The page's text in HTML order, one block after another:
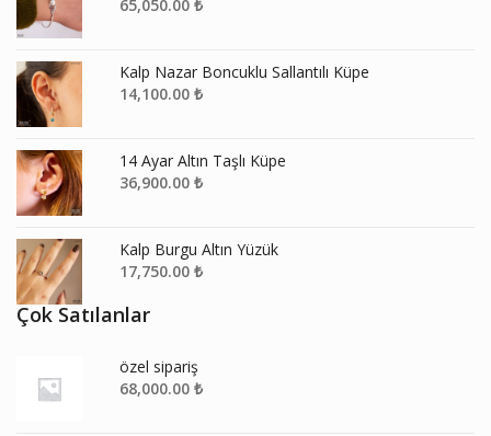
65,050.00 ₺
Kalp Nazar Boncuklu Sallantılı Küpe
14,100.00 ₺
14 Ayar Altın Taşlı Küpe
36,900.00 ₺
Kalp Burgu Altın Yüzük
17,750.00 ₺
Çok Satılanlar
özel sipariş
68,000.00 ₺